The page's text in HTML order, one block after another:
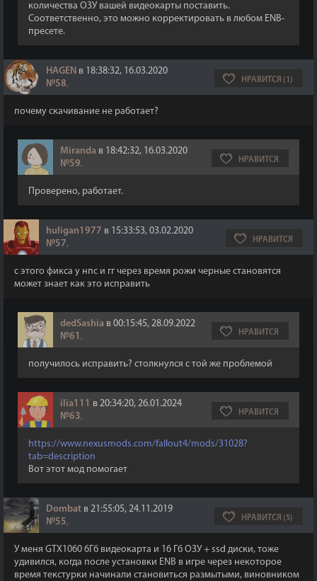
количества ОЗУ вашей видеокарты поставить.
Соответственно, это можно корректировать в любом ENB-
пресете.
HAGEN в 18:38:32, 16.03.2020
№58, НРАВИТСЯ (1)
почему скачивание не работает?
Miranda в 18:42:32, 16.03.2020
№59, НРАВИТСЯ
Проверено, работает.
huligan1977 в 15:33:53, 03.02.2020
№57, НРАВИТСЯ
с этого фикса у нпс и гг через время рожи черные становятся
может знает как это исправить
dedSashia в 00:15:45, 28.09.2022
№61 , НРАВИТСЯ
получилось исправить? столкнулся с той же проблемой
ilia111 в 20:34:20, 26.01.2024
№63, НРАВИТСЯ
https://www.nexusmods.com/fallout4/mods/31028?
tab=description
Вот этот мод помогает
Dombat в 21:55:05, 24.11.2019
№55, НРАВИТСЯ (5)
У меня GTX1060 6Гб видеокарта и 16 Гб ОЗУ + ssd диски, тоже
удивился, когда после установки ENB в игре через некоторое
время текстурки начинали становиться размытыми, виновником